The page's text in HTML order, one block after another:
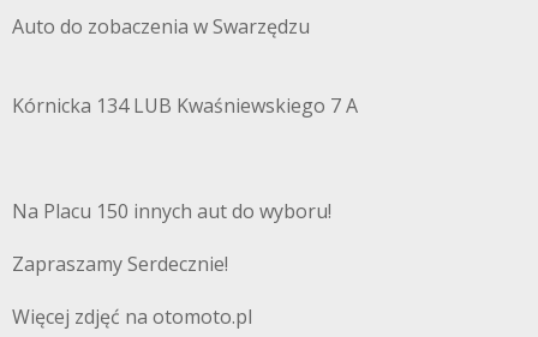
Auto do zobaczenia w Swarzędzu
Kórnicka 134 LUB Kwaśniewskiego 7 A
Na Placu 150 innych aut do wyboru!
Zapraszamy Serdecznie!
Więcej zdjęć na otomoto.pl